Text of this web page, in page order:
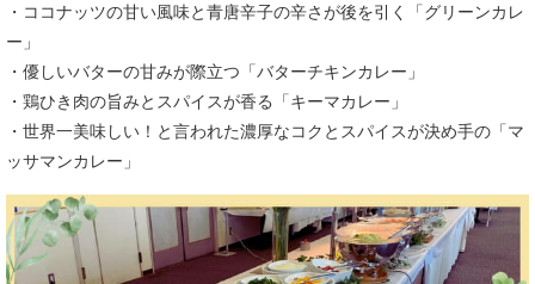
・ココナッツの甘い風味と青唐辛子の辛さが後を引く「グリーンカレ
ー」
・優しいバターの甘みが際立つ「バターチキンカレー」
・鶏ひき肉の旨みとスパイスが香る「キーマカレー」
・世界一美味しい！と言われた濃厚なコクとスパイスが決め手の「マ
ッサマンカレー」